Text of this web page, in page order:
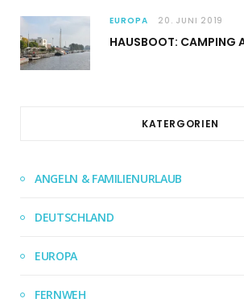
EUROPA 20. JUNI 2019
HAUSBOOT: CAMPING
KATERGORIEN
ANGELN & FAMILIENURLAUB
DEUTSCHLAND
EUROPA
FERNWEH